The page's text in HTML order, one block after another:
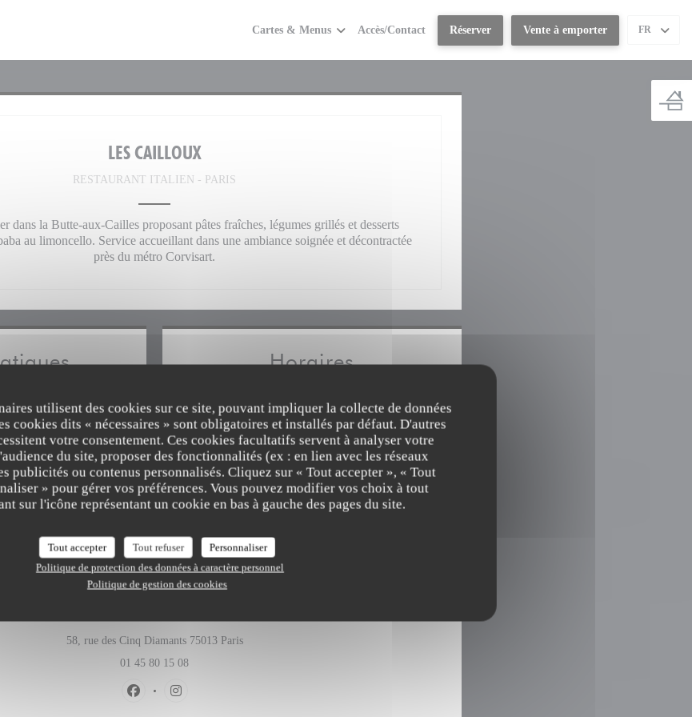
utilisent des cookies sur ce site, pouvant impliquer la collecte de données
cookies dits « nécessaires » sont obligatoires et installés par défaut. D'autres
votre consentement. Ces cookies facultatifs servent à analyser votre
du site, proposer des fonctionnalités (ex : en lien avec les réseaux
publicités ou contenus personnalisés. Cliquez sur « Tout accepter », « Tout
» pour gérer vos préférences. Vous pouvez modifier vos choix à tout
sur l'icône représentant un cookie en bas à gauche des pages du site.
Tout accepter Tout refuser
Personnaliser
Politique de protection des données à caractère personnel
Politique de gestion des cookies
Cartes & Menus Accès/Contact Réserver Vente à emporter FR
LES CAILLOUX
RESTAURANT ITALIEN - PARIS
dans la Butte-aux-Cailles proposant pâtes fraîches, légumes grillés et desserts
au limoncello. Service accueillant dans une ambiance soignée et décontractée
près du métro Corvisart.
Italien
Horaires
Lun - 12h00 - 14h30 19h00 - 23h00
Vendredi 12h00 - 14h30 • 19h00 - 23h30
Samedi 12h30 - 15h00 • 19h00 - 23h30
58, rue des Cinq Diamants 75013 Paris((ouvre une nouvelle fenêtre))
01 45 80 15 08
Facebook ((ouvre une nouvelle fenêtre))
Instagram ((ouvre une nouvelle fenêtre))
Les Cailloux